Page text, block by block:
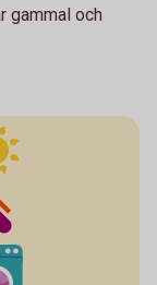
gammal och